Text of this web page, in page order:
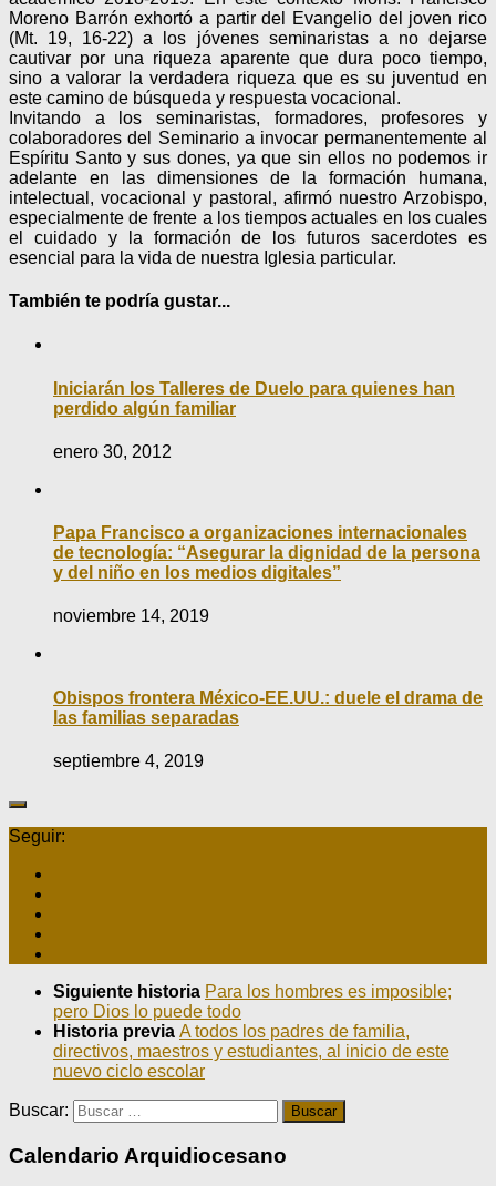
Moreno Barrón exhortó a partir del Evangelio del joven rico
(Mt. 19, 16-22) a los jóvenes seminaristas a no dejarse
cautivar por una riqueza aparente que dura poco tiempo,
sino a valorar la verdadera riqueza que es su juventud en
este camino de búsqueda y respuesta vocacional.
Invitando a los seminaristas, formadores, profesores y
colaboradores del Seminario a invocar permanentemente al
Espíritu Santo y sus dones, ya que sin ellos no podemos ir
adelante en las dimensiones de la formación humana,
intelectual, vocacional y pastoral, afirmó nuestro Arzobispo,
especialmente de frente a los tiempos actuales en los cuales
el cuidado y la formación de los futuros sacerdotes es
esencial para la vida de nuestra Iglesia particular.
También te podría gustar...
Iniciarán los Talleres de Duelo para quienes han
perdido algún familiar
enero 30, 2012
Papa Francisco a organizaciones internacionales
de tecnología: “Asegurar la dignidad de la persona
y del niño en los medios digitales”
noviembre 14, 2019
Obispos frontera México-EE.UU.: duele el drama de
las familias separadas
septiembre 4, 2019
Seguir:
Siguiente historia Para los hombres es imposible;
pero Dios lo puede todo
Historia previa A todos los padres de familia,
directivos, maestros y estudiantes, al inicio de este
nuevo ciclo escolar
Buscar:
Calendario Arquidiocesano